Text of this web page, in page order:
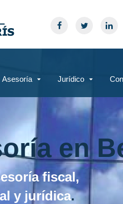
Asesoría Jurídico
en
fiscal,
y jurídica.